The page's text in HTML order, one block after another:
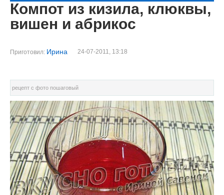
Компот из кизила, клюквы,
вишен и абрикос
Приготовил: Ирина 24-07-2011, 13:18
рецепт с фото пошаговый